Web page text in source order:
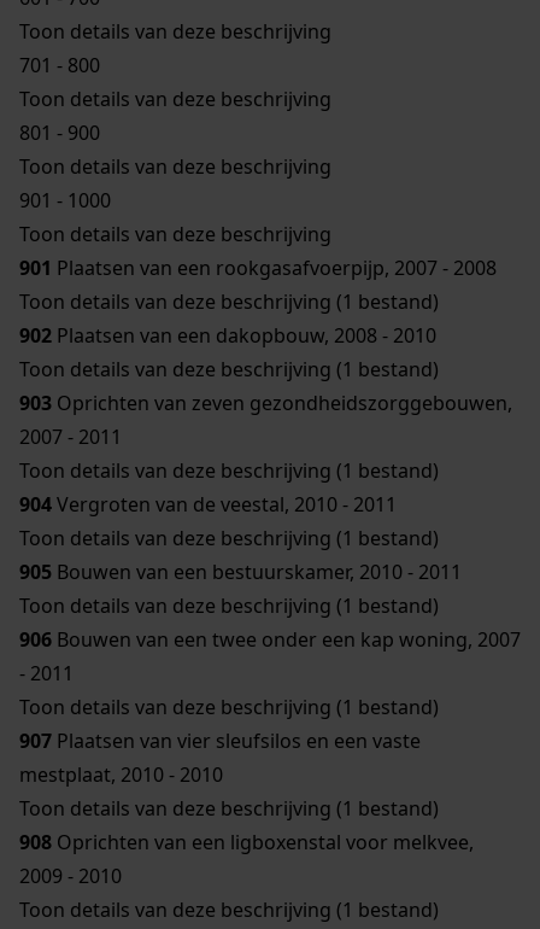
Toon details van deze beschrijving
701 - 800
Toon details van deze beschrijving
801 - 900
Toon details van deze beschrijving
901 - 1000
Toon details van deze beschrijving
901 Plaatsen van een rookgasafvoerpijp, 2007 - 2008
Toon details van deze beschrijving (1 bestand)
902 Plaatsen van een dakopbouw, 2008 - 2010
Toon details van deze beschrijving (1 bestand)
903 Oprichten van zeven gezondheidszorggebouwen,
2007 - 2011
Toon details van deze beschrijving (1 bestand)
904Vergroten van de veestal, 2010 - 2011
Toon details van deze beschrijving (1 bestand)
905 Bouwen van een bestuurskamer, 2010 - 2011
Toon details van deze beschrijving (1 bestand)
906 Bouwen van een twee onder een kap woning, 2007
- 2011
Toon details van deze beschrijving (1 bestand)
907 Plaatsen van vier sleufsilos en een vaste
mestplaat, 2010 - 2010
Toon details van deze beschrijving (1 bestand)
908 Oprichten van een ligboxenstal voor melkvee,
2009 - 2010
Toon details van deze beschrijving (1 bestand)